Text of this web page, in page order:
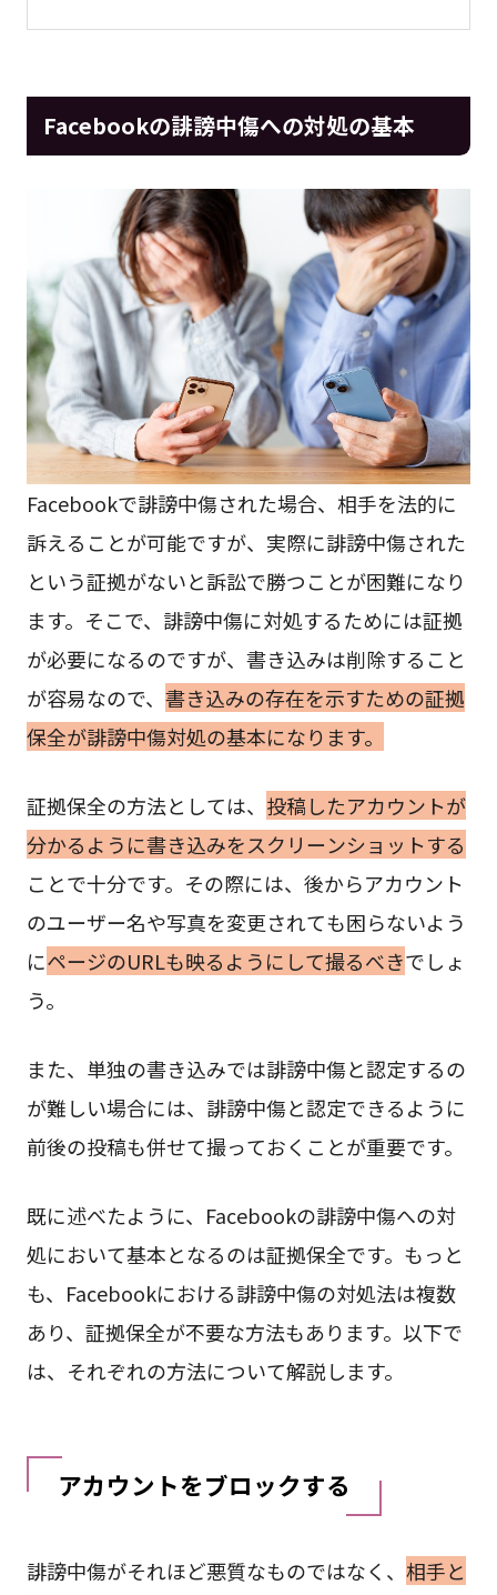
Facebookの誹謗中傷への対処の基本
Facebookで誹謗中傷された場合、相手を法的に
訴えることが可能ですが、実際に誹謗中傷された
という証拠がないと訴訟で勝つことが困難になり
ます。そこで、誹謗中傷に対処するためには証拠
が必要になるのですが、書き込みは削除すること
が容易なので、 書き込みの存在を示すための証拠
保全が誹謗中傷対処の基本になります。
証拠保全の方法としては、 投稿したアカウントが
分かるように書き込みをスクリーンショットする
ことで十分です。その際には、後からアカウント
のユーザー名や写真を変更されても困らないよう
にページのURLも映るようにして撮るべきでしょ
う。
また、単独の書き込みでは誹謗中傷と認定するの
が難しい場合には、誹謗中傷と認定できるように
前後の投稿も併せて撮っておくことが重要です。
既に述べたように、Facebookの誹謗中傷への対
処において基本となるのは証拠保全です。もっと
も、Facebookにおける誹謗中傷の対処法は複数
あり、証拠保全が不要な方法もあります。以下で
は、それぞれの方法について解説します。
アカウントをブロックする
誹謗中傷がそれほど悪質なものではなく、 相手と